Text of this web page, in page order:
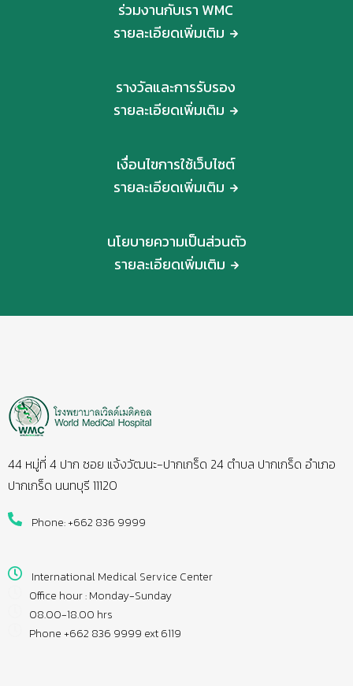
ร่วมงานกับเรา WMC
รายละเอียดเพิ่มเติม
รางวัลและการรับรอง
รายละเอียดเพิ่มเติม
เงื่อนไขการใช้เว็บไซต์
รายละเอียดเพิ่มเติม
นโยบายความเป็นส่วนตัว
รายละเอียดเพิ่มเติม
44 หมู่ที่ 4 ปาก ซอย แจ้งวัฒนะ-ปากเกร็ด 24 ตำบล ปากเกร็ด อำเภอ
ปากเกร็ด นนทบุรี 11120
Phone: +662 836 9999
International Medical Service Center
Office hour : Monday-Sunday
08.00-18.00 hrs
Phone +662 836 9999 ext 6119